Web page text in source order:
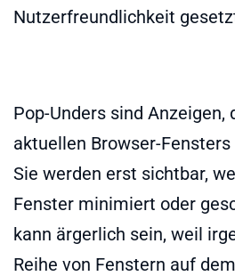
Nutzerfreundlichkeit
Pop-Unders sind Anzeigen,
aktuellen Browser-
Sie werden erst sichtbar,
Fenster minimiert oder
kann ärgerlich sein, weil
Reihe von Fenstern auf